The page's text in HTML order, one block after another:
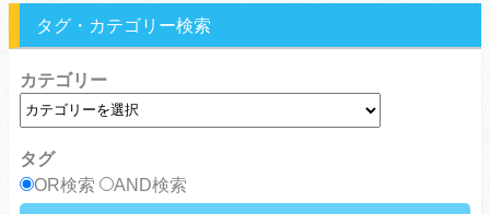
タグ・カテゴリー検索
カテゴリー
タグ
OR検索
AND検索